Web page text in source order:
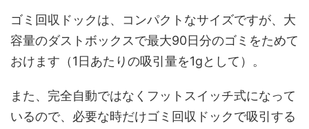
ゴミ回収ドックは、コンパクトなサイズですが、大
容量のダストボックスで最大90日分のゴミをためて
おけます（1日あたりの吸引量を1gとして）。
また、完全自動ではなくフットスイッチ式になって
いるので、必要な時だけゴミ回収ドックで吸引する